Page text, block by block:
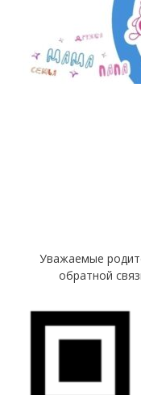
Уважаемые
обратной